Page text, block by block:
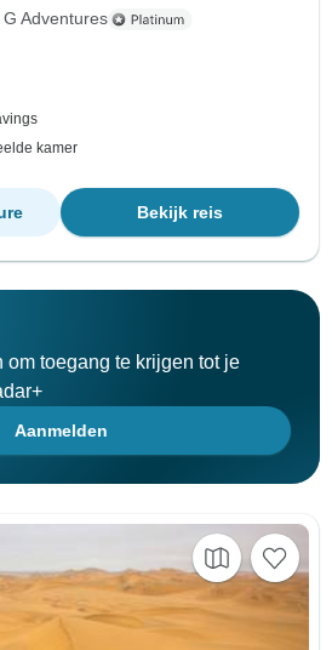
G Adventures
kamer
Bekijk reis
om toegang te krijgen tot je
Aanmelden